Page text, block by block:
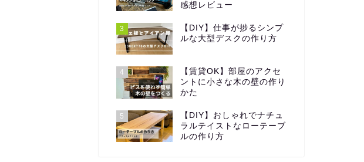
感想レビュー
3
【DIY】仕事が捗るシンプ
ルな大型デスクの作り方
4
【賃貸OK】部屋のアクセ
ントに小さな木の壁の作り
かた
5
【DIY】おしゃれでナチュ
ラルテイストなローテーブ
ルの作り方